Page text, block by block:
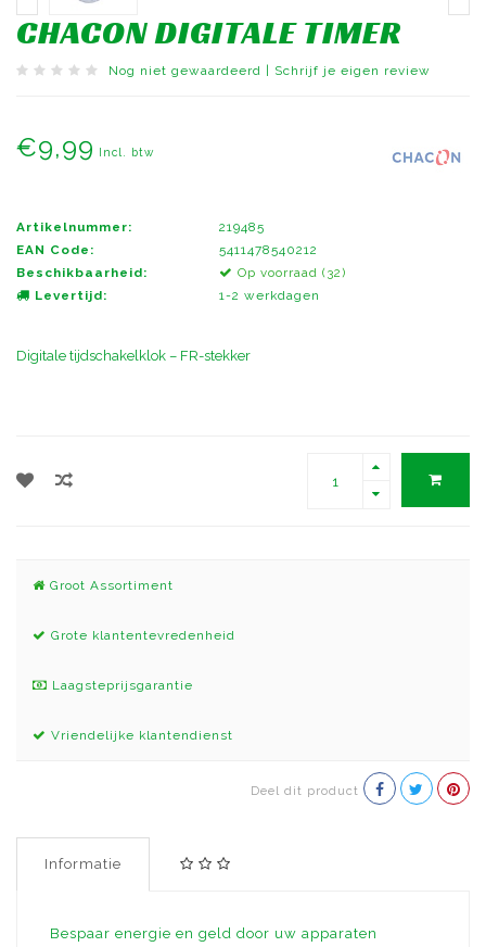
CHACON DIGITALE TIMER
Nog niet gewaardeerd Schrijf je eigen review
€9,99 Incl. btw
Artikelnummer:
219485
EAN Code:
5411478540212
Beschikbaarheid:
Op voorraad (32)
Levertijd:
1-2 werkdagen
Digitale tijdschakelklok – FR-stekker
Groot Assortiment
Grote klantentevredenheid
Laagsteprijsgarantie
Vriendelijke klantendienst
Deel dit product
Informatie
Bespaar energie en geld door uw apparaten